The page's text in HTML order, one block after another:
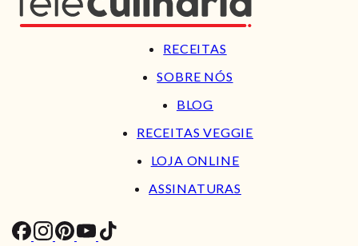
RECEITAS
SOBRE NÓS
BLOG
RECEITAS VEGGIE
LOJA ONLINE
ASSINATURAS